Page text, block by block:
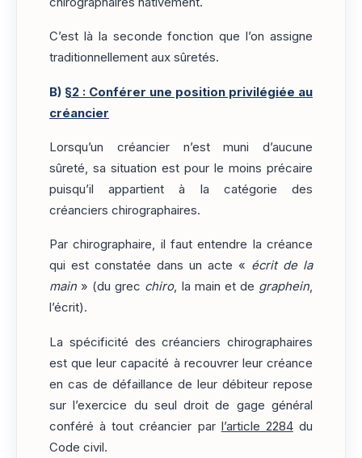
C’est là la seconde fonction que l’on assigne
traditionnellement aux sûretés.
B) §2 : Conférer une position privilégiée au
créancier
Lorsqu’un créancier n’est muni d’aucune
sûreté, sa situation est pour le moins précaire
puisqu’il appartient à la catégorie des
créanciers chirographaires.
Par chirographaire, il faut entendre la créance
qui est constatée dans un acte « écrit de la
main » (du grec chiro, la main et de graphein,
l’écrit).
La spécificité des créanciers chirographaires
est que leur capacité à recouvrer leur créance
en cas de défaillance de leur débiteur repose
sur l’exercice du seul droit de gage général
conféré à tout créancier par l’article 2284du
Code civil.